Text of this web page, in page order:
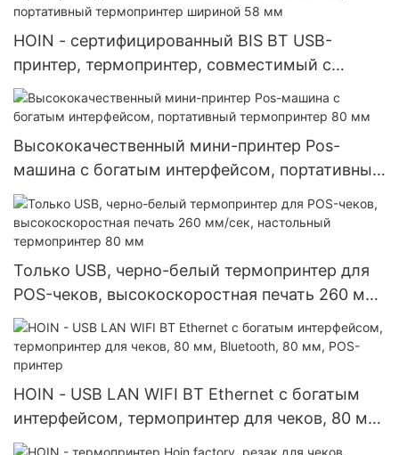
HOIN - сертифицированный BIS BT USB-
принтер, термопринтер, совместимый с
системой Android IOS, портативный
термопринтер шириной 58 мм
Высококачественный мини-принтер Pos-
машина с богатым интерфейсом, портативный
термопринтер 80 мм
Только USB, черно-белый термопринтер для
POS-чеков, высокоскоростная печать 260 мм/
сек, настольный термопринтер 80 мм
HOIN - USB LAN WIFI BT Ethernet с богатым
интерфейсом, термопринтер для чеков, 80 мм,
Bluetooth, 80 мм, POS-принтер